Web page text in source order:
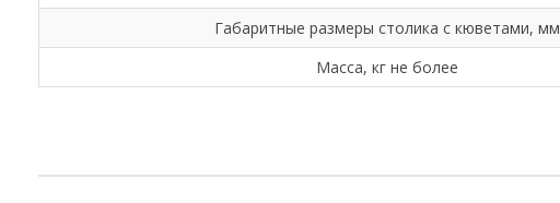
Габаритные размеры столика с кюветами, мм
Масса, кг не более